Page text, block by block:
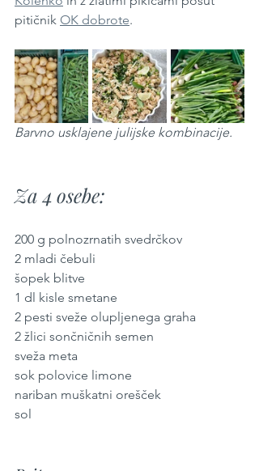
pitičnik OK dobrote.
Barvno usklajene julijske kombinacije.
Za 4 osebe:
200 g polnozrnatih svedrčkov
2 mladi čebuli
šopek blitve
1 dl kisle smetane
2 pesti sveže olupljenega graha
2 žlici sončničnih semen
sveža meta
sok polovice limone
nariban muškatni orešček
sol